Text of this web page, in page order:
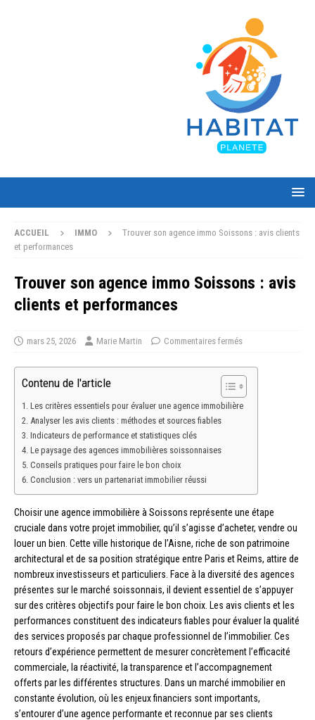
ACCUEIL IMMO
Trouver son agence immo Soissons : avis clients
et performances
Trouver son agence immo Soissons : avis
clients et performances
mars 25, 2026 Marie Martin Commentaires fermés
Contenu de l'article
Les critères essentiels pour évaluer une agence immobilière
Analyser les avis clients : méthodes et sources fiables
Indicateurs de performance et statistiques clés
Le paysage des agences immobilières soissonnaises
Conseils pratiques pour faire le bon choix
Conclusion : vers un partenariat immobilier réussi
Choisir une agence immobilière à Soissons représente une étape
cruciale dans votre projet immobilier, qu’il s’agisse d’acheter, vendre ou
louer un bien. Cette ville historique de l’Aisne, riche de son patrimoine
architectural et de sa position stratégique entre Paris et Reims, attire de
nombreux investisseurs et particuliers. Face à la diversité des agences
présentes sur le marché soissonnais, il devient essentiel de s’appuyer
sur des critères objectifs pour faire le bon choix. Les avis clients et les
performances constituent des indicateurs fiables pour évaluer la qualité
des services proposés par chaque professionnel de l’immobilier. Ces
retours d’expérience permettent de mesurer concrètement l’efficacité
commerciale, la réactivité, la transparence et l’accompagnement
offerts par les différentes structures. Dans un marché immobilier en
constante évolution, où les enjeux financiers sont importants,
s’entourer d’une agence performante et reconnue par ses clients